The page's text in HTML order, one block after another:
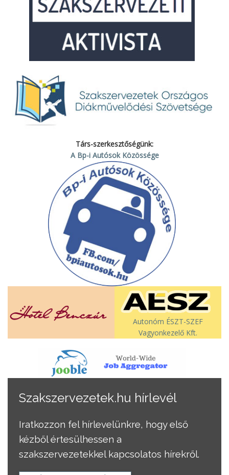
Társ-szerkesztőségünk:
A Bp-i Autósok Közössége
Autonóm ÉSZT-SZEF
Vagyonkezelő Kft.
Szakszervezetek.hu hírlevél
Iratkozzon fel hírlevelünkre, hogy első
kézből értesülhessen a
szakszervezetekkel kapcsolatos hírekről.